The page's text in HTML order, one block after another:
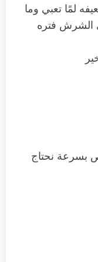
ضعيفه لمًا تعبي وما
الشرش فتره
بسرعة نحتاج